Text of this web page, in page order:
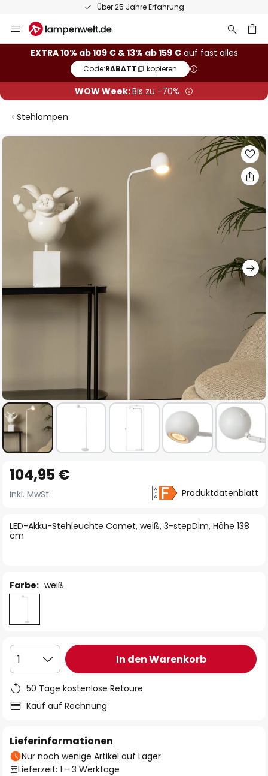
Über 25 Jahre Erfahrung
Inhalt
springen
EXTRA 10% ab 109 € & 13% ab 159 €auf fast alles
Code:RABATT kopieren
WOW Week:Bis zu -70%
Stehlampen
Zum
Bildgalerie
springen
Anfang
der
springen
LED-Akku-Stehleuchte Comet, weiß, 3-stepDim, Höhe 138
cm
104,95 €
inkl. MwSt. Produktdatenblatt
Farbe: weiß
1 In den Warenkorb
50 Tage kostenlose Retoure
Kauf auf Rechnung
Lieferinformationen
Nur noch wenige Artikel auf Lager
Lieferzeit: 1 - 3 Werktage